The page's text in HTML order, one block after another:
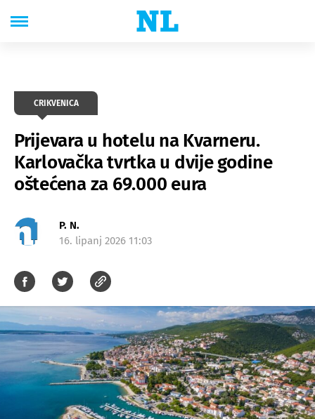
CRIKVENICA
Prijevara u hotelu na Kvarneru.
Karlovačka tvrtka u dvije godine
oštećena za 69.000 eura
P. N.
16. lipanj 2026 11:03